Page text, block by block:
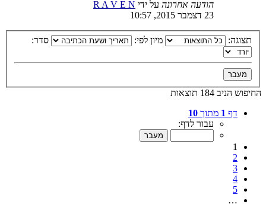
הודעה אחרונה על ידי R A V E N
23 דצמבר 2015, 10:57
תצוגה: מיון לפי: סדר:
החיפוש הניב 184 תוצאות
דף 1 מתוך 10
עבור לדף:
1
2
3
4
5
…